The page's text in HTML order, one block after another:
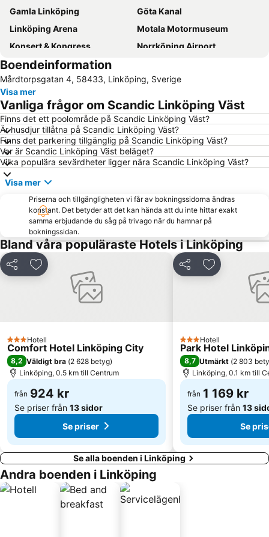
Gamla Linköping
Göta Kanal
Linköping Arena
Motala Motormuseum
Konsert & Kongress
Norrköping Airport
Linköping flygplats
Cloetta Center
Linköping City Airport
Gamla Storgatan
Linköpings domkyrka
Busfabriken
Trädgårdsföreningen
Gamla Vattentornet
Boendeinformation
Mårdtorpsgatan 4, 58433, Linköping, Sverige
Visa mer
Vanliga frågor om Scandic Linköping Väst
Finns det ett poolområde på Scandic Linköping Väst?
Är husdjur tillåtna på Scandic Linköping Väst?
Finns det parkering tillgänglig på Scandic Linköping Väst?
Var är Scandic Linköping Väst beläget?
Vilka populära sevärdheter ligger nära Scandic Linköping Väst?
Visa mer
Priserna och tillgängligheten vi får av bokningssidorna ändras
konstant. Det betyder att det kan hända att du inte hittar exakt
samma erbjudande du såg på trivago när du hamnar på
bokningssidan.
Bland våra populäraste Hotels i Linköping
Dela Lägg till i Mina Favoriter
3 Stjärnor
Hotell
Comfort Hotel Linköping City
8,2 Väldigt bra (2 628 betyg)
Linköping, 0.5 km till Centrum
från 924 kr
Se priser från 13 sidor
Se priser
Dela Lägg till i
3 Stjärnor
Hotell
Park Hotel
8,7 Utmärkt (2 803
Linköping, 0.1 km till
från 1 169 kr
Se priser från 13
Se
Se alla boenden i Linköping
Andra boenden i Linköping